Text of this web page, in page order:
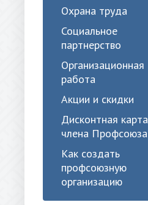
Охрана труда
Социальное
партнерство
Организационная
работа
Акции и скидки
Дисконтная карта
члена Профсоюза
Как создать
профсоюзную
организацию